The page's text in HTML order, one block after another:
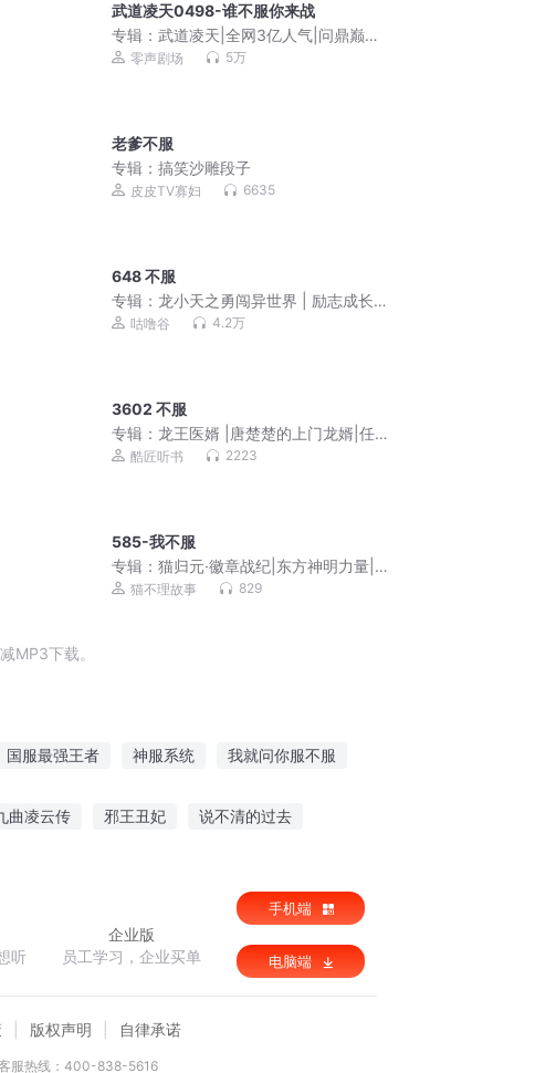
武道凌天0498-谁不服你来战
专辑：武道凌天|全网3亿人气|问鼎巅峰
原班人马|极道剑尊杀伐果断
零声剧场 5万
老爹不服
专辑：搞笑沙雕段子
皮皮TV寡妇 6635
648 不服
专辑：龙小天之勇闯异世界 | 励志成长
故事咕噜谷 4.2万
3602 不服
专辑：龙王医婿 |唐楚楚的上门龙婿|任
京浩领衔演播
酷匠听书 2223
585-我不服
专辑：猫归元·徽章战纪|东方神明力量|
热血英雄|猫不理
猫不理故事 829
MP3下载。
国服最强王者 神服系统 我就问你服不服
曲凌云传 邪王丑妃 说不清的过去
听
企业版
员工学习，企业买单
手机端
电脑端
版权声明 自律承诺
服热线：400-838-5616